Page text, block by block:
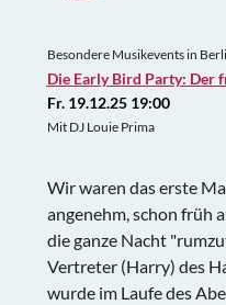
Besondere Musikevents in
Die Early Bird Party: Der
Fr. 19.12.25 19:00
Mit DJ Louie Prima
Wir waren das erste
angenehm, schon früh
die ganze Nacht
Vertreter (Harry) des
wurde im Laufe des